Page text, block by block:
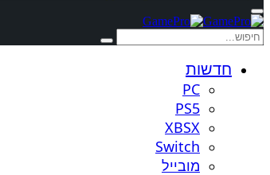
חדשות
PC
PS5
XBSX
Switch
מובייל